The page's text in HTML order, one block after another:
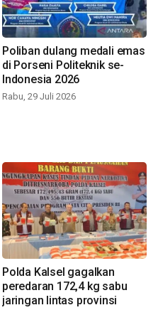
Poliban dulang medali emas
di Porseni Politeknik se-
Indonesia 2026
Rabu, 29 Juli 2026
Polda Kalsel gagalkan
peredaran 172,4 kg sabu
jaringan lintas provinsi